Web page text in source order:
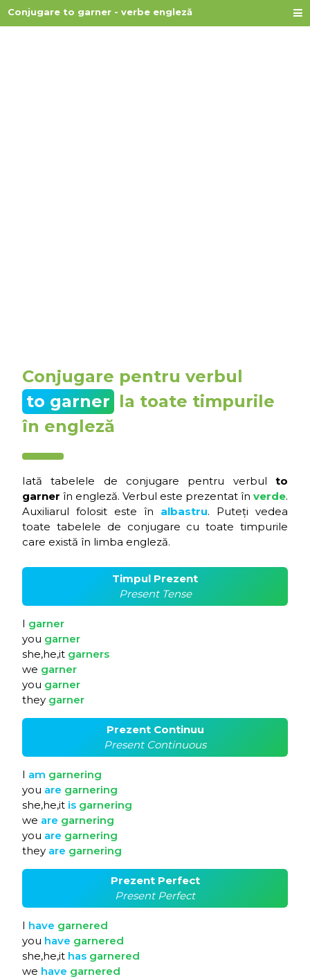
Conjugare to garner - verbe engleză
Conjugare pentru verbul
to garner la toate timpurile
în engleză
Iată tabelele de conjugare pentru verbul to
garner în engleză. Verbul este prezentat în verde.
Auxiliarul folosit este în albastru. Puteți vedea
toate tabelele de conjugare cu toate timpurile
care există în limba engleză.
Timpul Prezent
Present Tense
I garner
you garner
she,he,it garners
we garner
you garner
they garner
Prezent Continuu
Present Continuous
I am garnering
you are garnering
she,he,it is garnering
we are garnering
you are garnering
they are garnering
Prezent Perfect
Present Perfect
I have garnered
you have garnered
she,he,it has garnered
we have garnered